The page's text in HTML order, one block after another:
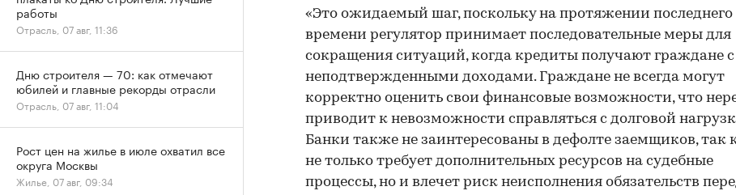
«Это ожидаемый шаг, поскольку на протяжении последнего
времени регулятор принимает последовательные меры для
сокращения ситуаций, когда кредиты получают граждане с
неподтвержденными доходами. Граждане не всегда могут
корректно оценить свои финансовые возможности, что
приводит к невозможности справляться с долговой
Банки также не заинтересованы в дефолте заемщиков, так
не только требует дополнительных ресурсов на судебные
процессы, но и влечет риск неисполнения обязательств
работы
Отрасль, 07 авг, 11:36
Дню строителя — 70: как отмечают
юбилей и главные рекорды отрасли
Отрасль, 07 авг, 11:04
Рост цен на жилье в июле охватил все
округа Москвы
Жилье, 07 авг, 09:34